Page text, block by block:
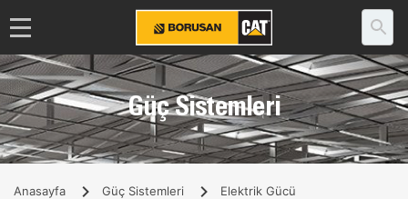
Güç Sistemleri
Anasayfa Güç Sistemleri
Elektrik Gücü